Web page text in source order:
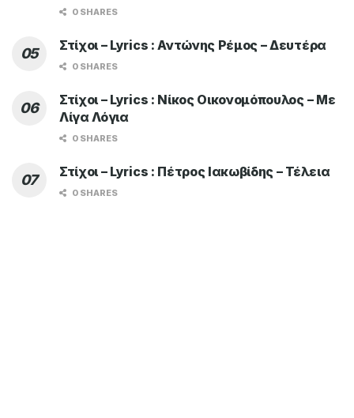
0 SHARES
Στίχοι – Lyrics : Αντώνης Ρέμος – Δευτέρα
0 SHARES
Στίχοι – Lyrics : Νίκος Οικονομόπουλος – Με
Λίγα Λόγια
0 SHARES
Στίχοι – Lyrics : Πέτρος Ιακωβίδης – Τέλεια
0 SHARES